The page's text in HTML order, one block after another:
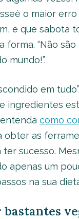
o maior erro
e que sabota
forma. “Não
mundo!”.
em
ingredientes
como
obter as
ter sucesso.
apenas um
na sua
bastantes